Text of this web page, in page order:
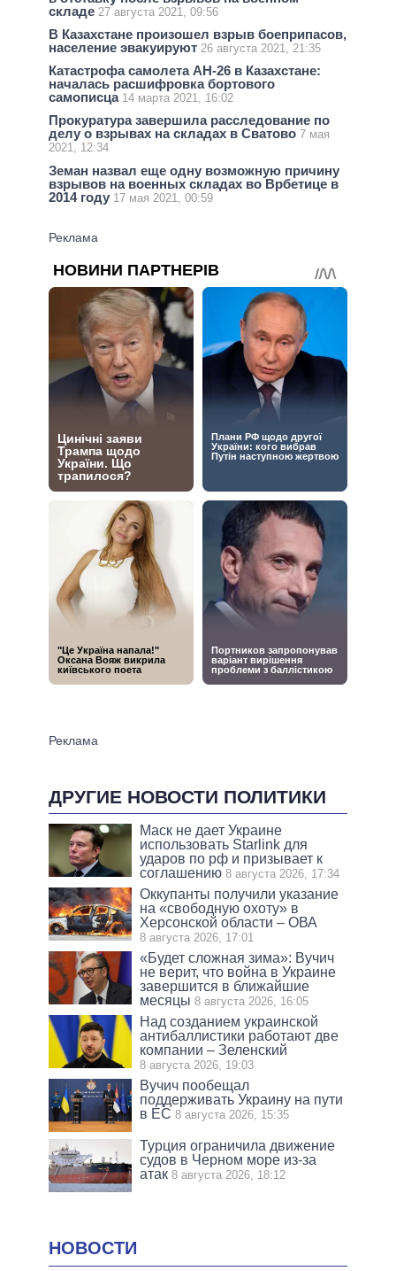
складе 27 августа 2021, 09:56
В Казахстане произошел взрыв боеприпасов,
население эвакуируют 26 августа 2021, 21:35
Катастрофа самолета АН-26 в Казахстане:
началась расшифровка бортового
самописца 14 марта 2021, 16:02
Прокуратура завершила расследование по
делу о взрывах на складах в Сватово 7 мая
2021, 12:34
Земан назвал еще одну возможную причину
взрывов на военных складах во Врбетице в
2014 году 17 мая 2021, 00:59
ДРУГИЕ НОВОСТИ ПОЛИТИКИ
Маск не дает Украине
использовать Starlink для
ударов по рф и призывает к
соглашению 8 августа 2026, 17:34
Оккупанты получили указание
на «свободную охоту» в
Херсонской области – ОВА
8 августа 2026, 17:01
«Будет сложная зима»: Вучич
не верит, что война в Украине
завершится в ближайшие
месяцы 8 августа 2026, 16:05
Над созданием украинской
антибаллистики работают две
компании – Зеленский
8 августа 2026, 19:03
Вучич пообещал
поддерживать Украину на пути
в ЕС 8 августа 2026, 15:35
Турция ограничила движение
судов в Черном море из-за
атак 8 августа 2026, 18:12
НОВОСТИ